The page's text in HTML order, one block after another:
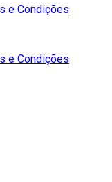
e Condições
e Condições